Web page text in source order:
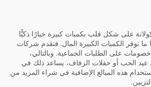
على شكل قلب بكميات كبيرة خيارًا ذكيًّا
ما توفر الكميات الكبيرة المال. فتقدم شركات
على الطلبات الجماعية. وبالتالي،
عيد الحب أو حفلات الزفاف، يساعد ذلك في
هذه المبالغ الإضافية في شراء المزيد من